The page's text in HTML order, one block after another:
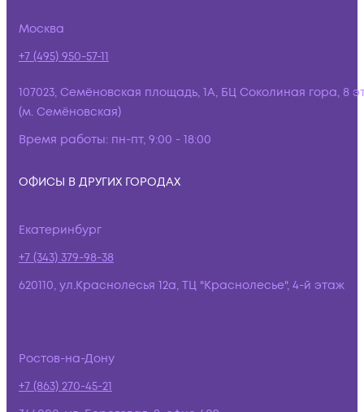
Москва
+7 (495) 950-57-11
107023, Семёновская площадь, 1А, БЦ Соколиная гора, 8
(м. Семёновская)
Время работы: пн-пт, 9:00 - 18:00
ОФИСЫ В ДРУГИХ ГОРОДАХ
Екатеринбург
+7 (343) 379-98-38
620110, ул.Краснолесья 12а, ТЦ "Краснолесье", 4-й этаж
Ростов-на-Дону
+7 (863) 270-45-21